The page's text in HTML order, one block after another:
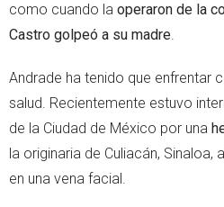
como cuando la operaron de la
Castro golpeó a su madre.
Andrade ha tenido que enfrentar
salud. Recientemente estuvo
de la Ciudad de México por una
la originaria de Culiacán, Sinaloa,
en una vena facial.